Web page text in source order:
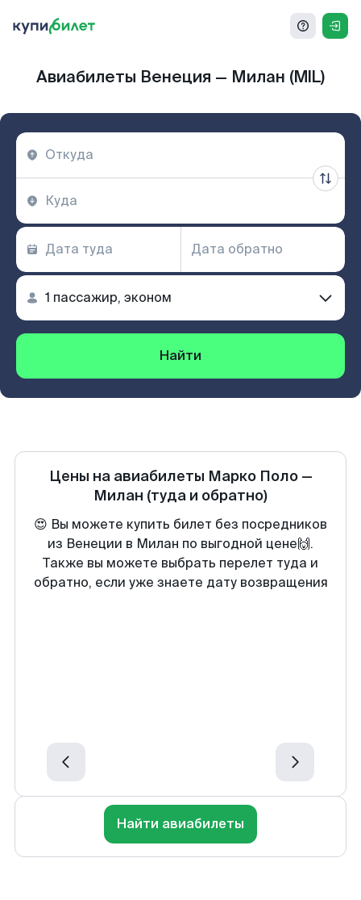
Авиабилеты Венеция — Милан (MIL)
Найти
Цены на авиабилеты Марко Поло—
Милан (туда и обратно)
😍 Вы можете купить билет без посредников
из Венеции в Милан по выгодной цене🙌.
Также вы можете выбрать перелет туда и
обратно, если уже знаете дату возвращения
Найти авиабилеты